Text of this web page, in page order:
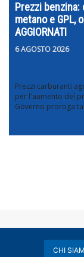
Prezzi benzina:
metano e GPL,
AGGIORNATI
6 AGOSTO 2026
Prezzi carburanti
per l'aumento del
Governo proroga
CHI